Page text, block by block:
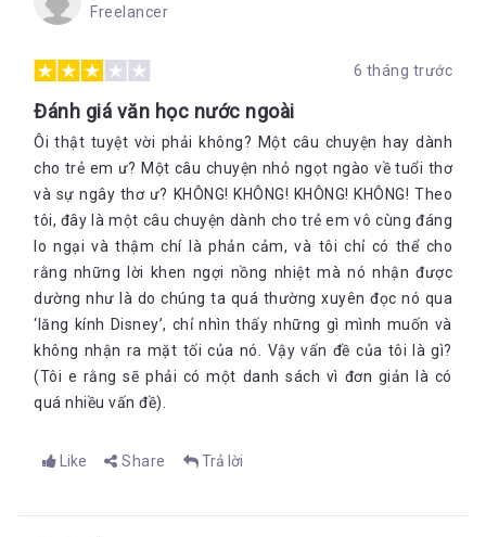
Freelancer
6 tháng trước
Đánh giá văn học nước ngoài
Ôi thật tuyệt vời phải không? Một câu chuyện hay dành
cho trẻ em ư? Một câu chuyện nhỏ ngọt ngào về tuổi thơ
và sự ngây thơ ư? KHÔNG! KHÔNG! KHÔNG! KHÔNG! Theo
tôi, đây là một câu chuyện dành cho trẻ em vô cùng đáng
lo ngại và thậm chí là phản cảm, và tôi chỉ có thể cho
rằng những lời khen ngợi nồng nhiệt mà nó nhận được
dường như là do chúng ta quá thường xuyên đọc nó qua
‘lăng kính Disney’, chỉ nhìn thấy những gì mình muốn và
không nhận ra mặt tối của nó. Vậy vấn đề của tôi là gì?
(Tôi e rằng sẽ phải có một danh sách vì đơn giản là có
quá nhiều vấn đề).
Like Share Trả lời